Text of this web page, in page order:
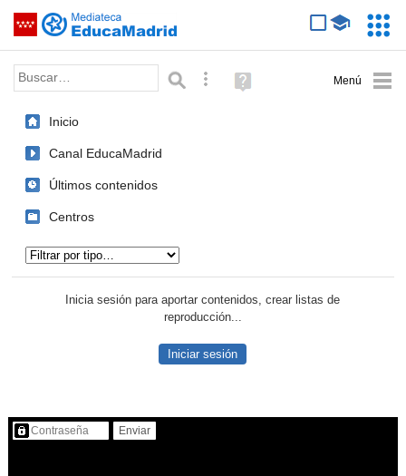
Saltar navegación
Palabra o frase: Búsqueda avanzada
Ayuda
(en
Inicio
Canal EducaMadrid
Últimos contenidos
Centros
Inicia sesión para aportar contenidos, crear listas de
reproducción...
Iniciar sesión
Contenido protegido…